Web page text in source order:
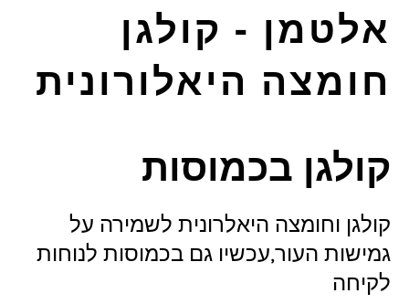
אלטמן - קולגן
חומצה היאלורונית
קולגן בכמוסות
קולגן וחומצה היאלרונית לשמירה על
גמישות העור,עכשיו גם בכמוסות לנוחות
לקיחה